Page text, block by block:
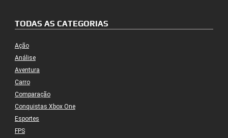
TODAS AS CATEGORIAS
Ação
Análise
Aventura
Carro
Comparação
Conquistas Xbox One
Esportes
FPS